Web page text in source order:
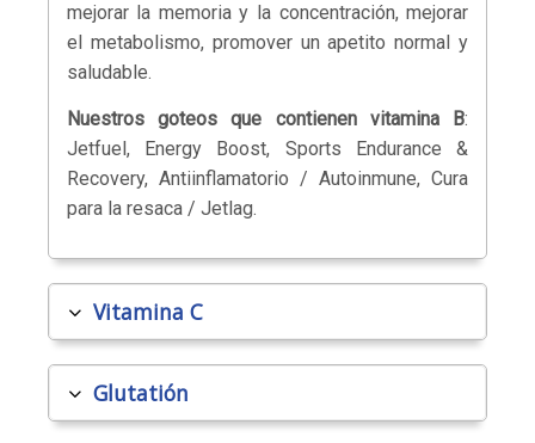
mejorar la memoria y la concentración, mejorar
el metabolismo, promover un apetito normal y
saludable.
Nuestros goteos que contienen vitamina B:
Jetfuel, Energy Boost, Sports Endurance &
Recovery, Antiinflamatorio / Autoinmune, Cura
para la resaca / Jetlag.
Vitamina C
Glutatión